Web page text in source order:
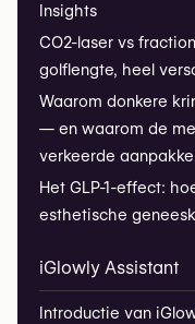
Insights
CO2-laser vs
golflengte, heel
Waarom donkere
— en waarom de
verkeerde
Het GLP-1-effect:
esthetische
iGlowly Assistant
Introductie van